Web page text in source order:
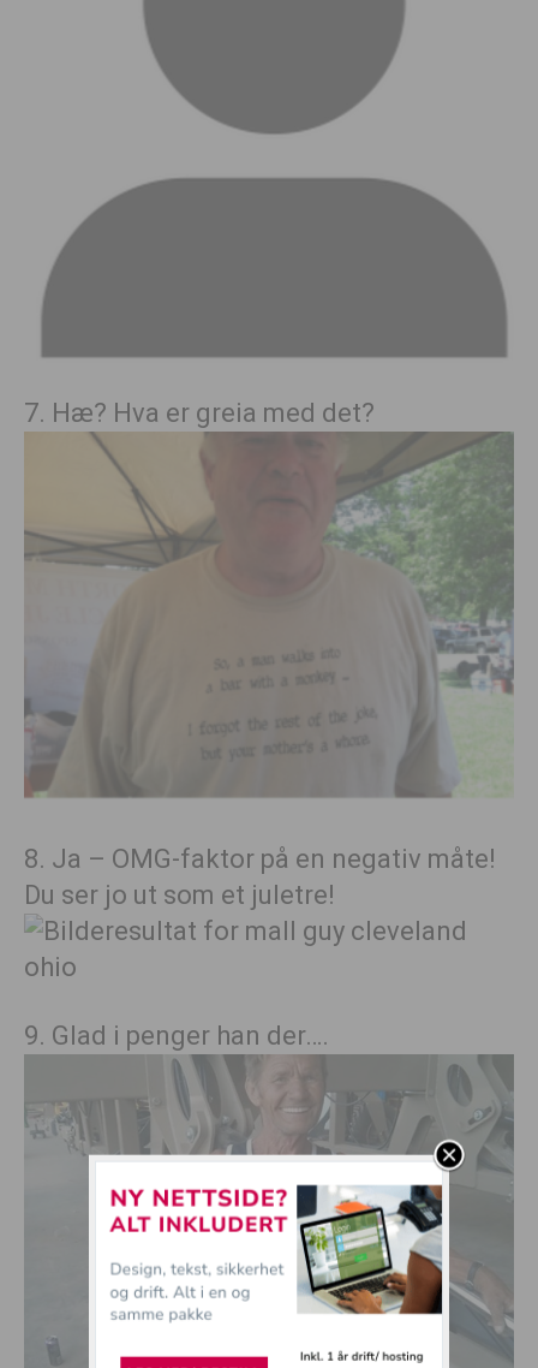
7. Hæ? Hva er greia med det?
8. Ja – OMG-faktor på en negativ måte!
Du ser jo ut som et juletre!
9. Glad i penger han der….